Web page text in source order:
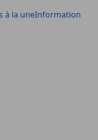
à la uneInformation